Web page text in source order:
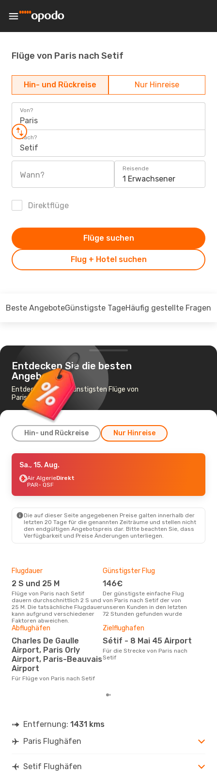
Flüge von Paris nach Setif
Hin- und Rückreise Nur Hinreise
Von?
Paris
Nach?
Setif
Wann?
Reisende
1 Erwachsener
Direktflüge
Flug + Hotel suchen
Flüge suchen
Beste AngeboteGünstigste TageHäufig gestellte Fragen
Entdecken Sie die besten
Angebote
Entdecken Sie die günstigsten Flüge von
Paris nach Setif
Hin- und Rückreise Nur Hinreise
Mo., 17. Aug.
Transavia France
PAR- QSF
QSF- PAR
Sa., 15. Aug.
Air AlgerieDirekt
PAR- QSF
Die auf dieser Seite angegebenen Preise galten innerhalb der
letzten 20 Tage für die genannten Zeiträume und stellen nicht
den endgültigen Angebotspreis dar. Bitte beachten Sie, dass
Verfügbarkeit und Preise Änderungen unterliegen.
Flugdauer
2 S und 25 M
Flüge von Paris nach Setif
dauern durchschnittlich 2 S und
25 M. Die tatsächliche Flugdauer
kann aufgrund verschiedener
Faktoren abweichen.
Günstigster Flug
146€
Der günstigste einfache Flug
von Paris nach Setif der von
unseren Kunden in den letzten
72 Stunden gefunden wurde
Abflughäfen
Charles De Gaulle
Airport, Paris Orly
Airport, Paris-Beauvais
Airport
Für Flüge von Paris nach Setif
Zielflughafen
Sétif - 8 Mai 45 Airport
Für die Strecke von Paris nach
Setif
Entfernung: 1431 kms
Paris Flughäfen
Setif Flughäfen